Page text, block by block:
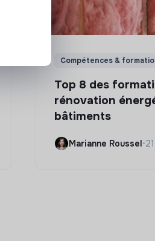
Compétences &
Top 8 des
rénovation
bâtiments
Marianne Roussel•